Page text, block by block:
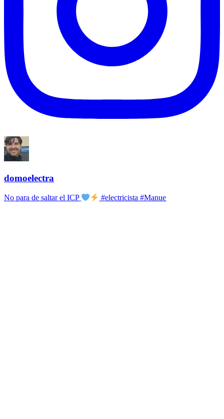
domoelectra
No para de saltar el ICP #electricista #Manue